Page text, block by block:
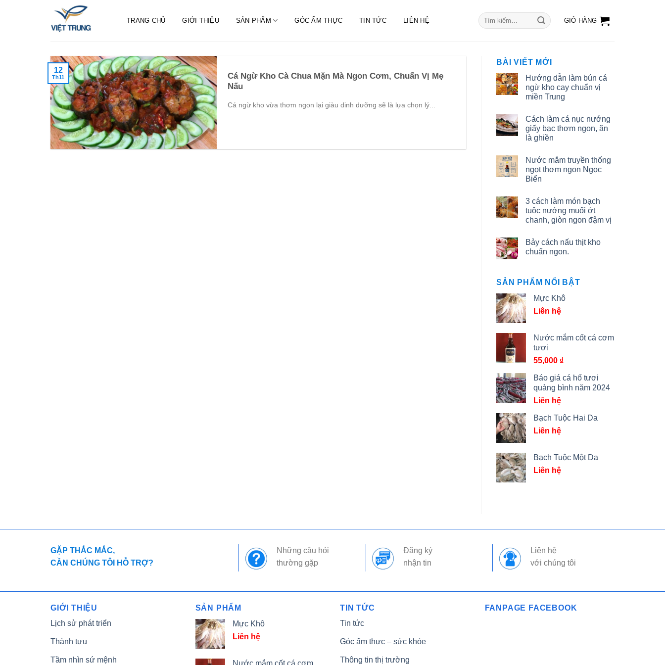
TRANG CHỦ GIỚI THIỆU SẢN PHẨM GÓC ẨM THỰC TIN TỨC LIÊN HỆ
Tìm
kiếm:
GIỎ HÀNG
Cá Ngừ Kho Cà Chua Mặn Mà Ngon Cơm, Chuẩn Vị Mẹ
Nấu
Cá ngừ kho vừa thơm ngon lại giàu dinh dưỡng sẽ là lựa chọn lý...
12
Th11
BÀI VIẾT MỚI
Hướng dẫn làm bún cá
ngừ kho cay chuẩn vị
miền Trung
Cách làm cá nục nướng
giấy bạc thơm ngon, ăn
là ghiền
Nước mắm truyền thống
ngọt thơm ngon Ngọc
Biển
3 cách làm món bạch
tuộc nướng muối ớt
chanh, giòn ngon đậm vị
Bảy cách nấu thịt kho
chuẩn ngon.
SẢN PHẨM NỔI BẬT
Mực Khô
Liên hệ
Nước mắm cốt cá cơm
tươi
55,000 ₫
Báo giá cá hố tươi
quảng bình năm 2024
Liên hệ
Bạch Tuộc Hai Da
Liên hệ
Bạch Tuộc Một Da
Liên hệ
GẶP THẮC MẮC,
CẦN CHÚNG TÔI HỖ TRỢ?
Những câu hỏi
thường gặp
Đăng ký
nhận tin
Liên hệ
với chúng tôi
GIỚI THIỆU
Lịch sử phát triển
Thành tựu
Tầm nhìn sứ mệnh
SẢN PHẨM
Mực Khô
Liên hệ
Nước mắm cốt cá cơm
TIN TỨC
Tin tức
Góc ẩm thực – sức khỏe
Thông tin thị trường
FANPAGE FACEBOOK